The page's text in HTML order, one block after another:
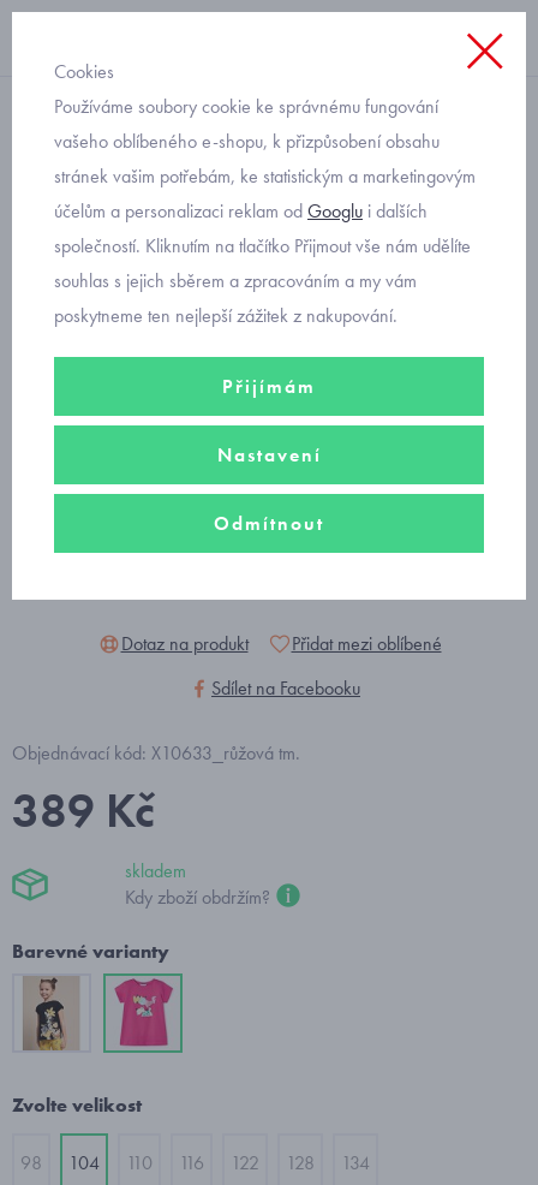
s krátkým rukávem
dětské tričko s pejskem
Mayoral 3090-47
Dotaz na produkt
Přidat mezi oblíbené
Sdílet na Facebooku
Objednávací kód: X10633_růžová tm.
389 Kč
skladem
Kdy zboží obdržím?
Barevné varianty
Zvolte velikost
98 104 110 116 122 128 134
Cookies
Používáme soubory cookie ke správnému fungování
vašeho oblíbeného e-shopu, k přizpůsobení obsahu
stránek vašim potřebám, ke statistickým a marketingovým
účelům a personalizaci reklam odGooglu i dalších
společností. Kliknutím na tlačítko Přijmout vše nám udělíte
souhlas s jejich sběrem a zpracováním a my vám
poskytneme ten nejlepší zážitek z nakupování.
Přijímám
Nastavení
Odmítnout